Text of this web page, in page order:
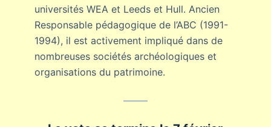
universités WEA et Leeds et Hull. Ancien
Responsable pédagogique de l’ABC (1991-
1994), il est activement impliqué dans de
nombreuses sociétés archéologiques et
organisations du patrimoine.